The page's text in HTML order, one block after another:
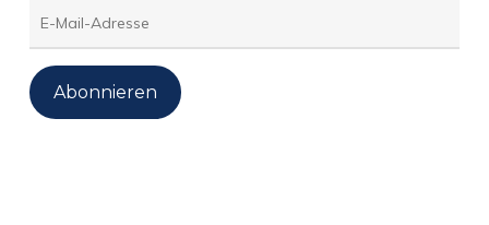
E-
Mail-
Adresse
Abonnieren